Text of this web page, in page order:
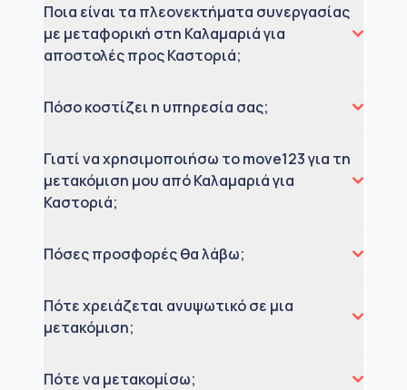
Ποια είναι τα πλεονεκτήματα συνεργασίας
με μεταφορική στη Καλαμαριά για
αποστολές προς Καστοριά;
Πόσο κοστίζει η υπηρεσία σας;
Γιατί να χρησιμοποιήσω το move123 για τη
μετακόμιση μου από Καλαμαριά για
Καστοριά;
Πόσες προσφορές θα λάβω;
Πότε χρειάζεται ανυψωτικό σε μια
μετακόμιση;
Πότε να μετακομίσω;